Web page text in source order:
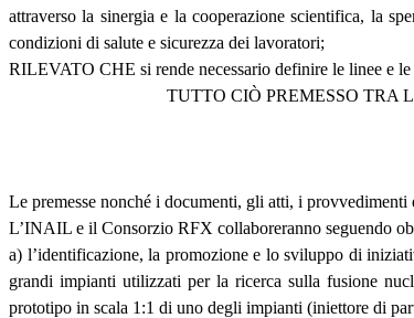
attraverso la sinergia e la cooperazione scientifica, la
condizioni di salute e sicurezza dei lavoratori;
RILEVATO CHE si rende necessario definire le linee e
TUTTO CIÒ PREMESSO TRA
Le premesse nonché i documenti, gli atti, i provvedimenti
L’INAIL e il Consorzio RFX collaboreranno seguendo
a) l’identificazione, la promozione e lo sviluppo di
grandi impianti utilizzati per la ricerca sulla fusione
prototipo in scala 1:1 di uno degli impianti (iniettore di